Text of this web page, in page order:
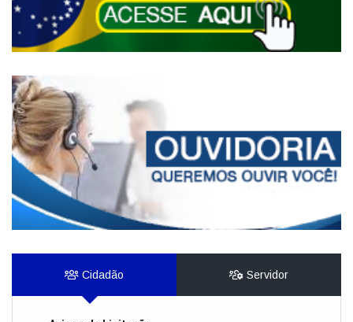
Cidadão Servidor